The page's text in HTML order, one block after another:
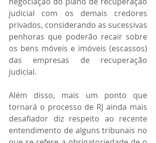
judicial com os demais credores
privados, considerando as sucessivas
penhoras que poderão recair sobre
os bens móveis e imóveis (escassos)
das empresas de recuperação
judicial.
Além disso, mais um ponto que
tornará o processo de RJ ainda mais
desafiador diz respeito ao recente
entendimento de alguns tribunais no